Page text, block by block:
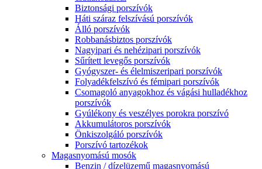
Biztonsági porszívók
Háti száraz felszívású porszívók
Álló porszívók
Robbanásbiztos porszívók
Nagyipari és nehézipari porszívók
Sűrített levegős porszívók
Gyógyszer- és élelmiszeripari porszívók
Folyadékfelszívó és fémipari porszívók
Csomagoló anyagokhoz és vágási hulladékhoz
porszívók
Gyúlékony és veszélyes porokra porszívó
Akkumulátoros porszívók
Önkiszolgáló porszívók
Porszívó tartozékok
Magasnyomású mosók
Benzin / dízelüzemű magasnyomású